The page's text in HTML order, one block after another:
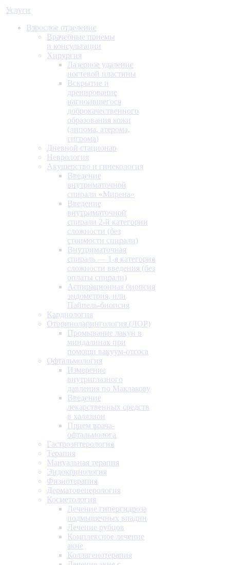
Услуги
Взрослое отделение
Врачебные приемы
и консультации
Хирургия
Лазерное удаление
ногтевой пластины
Вскрытие и
дренирование
нагноившегося
доброкачественного
образования кожи
(липома, атерома,
гигрома)
Дневной стационар
Неврология
Акушерство и гинекология
Введение
внутриматочной
спирали «Мирена»
Введение
внутриматочной
спирали 2-й категории
сложности (без
стоимости спирали)
Внутриматочная
спираль — 1-я категория
сложности введения (без
оплаты спирали)
Аспирационная биопсия
эндометрия, или
Пайпель-биопсия
Кардиология
Оториноларингология (ЛОР)
Промывание лакун в
миндалинах при
помощи вакуум-отсоса
Офтальмология
Измерение
внутриглазного
давления по Маклакову
Введение
лекарственных средств
в халязион
Прием врача-
офтальмолога
Гастроэнтерология
Терапия
Мануальная терапия
Эндокринология
Физиотерапия
Дерматовенерология
Косметология
Лечение гипергидроза
подмышечных впадин
Лечение рубцов
Комплексное лечение
акне
Коллагенотерапия